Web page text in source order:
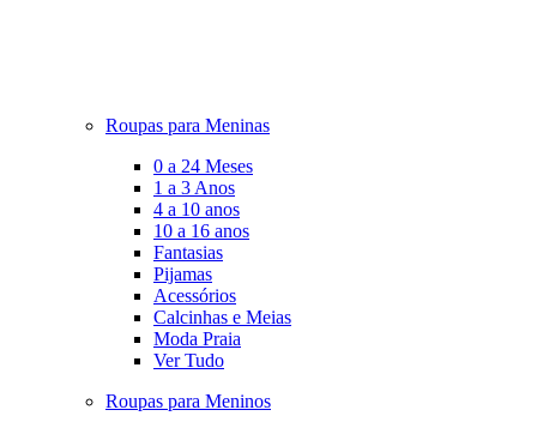
Roupas para Meninas
0 a 24 Meses
1 a 3 Anos
4 a 10 anos
10 a 16 anos
Fantasias
Pijamas
Acessórios
Calcinhas e Meias
Moda Praia
Ver Tudo
Roupas para Meninos